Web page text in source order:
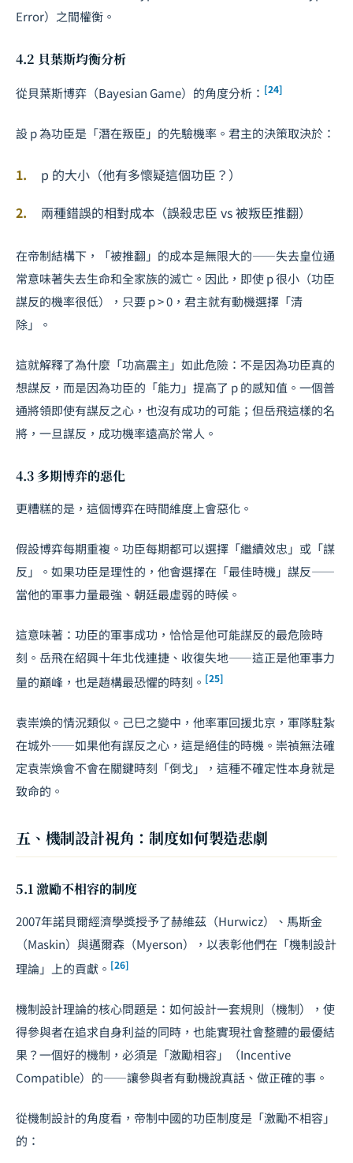
Error）之間權衡。
4.2 貝葉斯均衡分析
從貝葉斯博弈（Bayesian Game）的角度分析： [24]
設 p 為功臣是「潛在叛臣」的先驗機率。君主的決策取決於：
p 的大小（他有多懷疑這個功臣？）
兩種錯誤的相對成本（誤殺忠臣 vs 被叛臣推翻）
在帝制結構下，「被推翻」的成本是無限大的——失去皇位通
常意味著失去生命和全家族的滅亡。因此，即使 p 很小（功臣
謀反的機率很低），只要 p > 0，君主就有動機選擇「清
除」。
這就解釋了為什麼「功高震主」如此危險：不是因為功臣真的
想謀反，而是因為功臣的「能力」提高了 p 的感知值。一個普
通將領即使有謀反之心，也沒有成功的可能；但岳飛這樣的名
將，一旦謀反，成功機率遠高於常人。
4.3 多期博弈的惡化
更糟糕的是，這個博弈在時間維度上會惡化。
假設博弈每期重複。功臣每期都可以選擇「繼續效忠」或「謀
反」。如果功臣是理性的，他會選擇在「最佳時機」謀反——
當他的軍事力量最強、朝廷最虛弱的時候。
這意味著：功臣的軍事成功，恰恰是他可能謀反的最危險時
刻。岳飛在紹興十年北伐連捷、收復失地——這正是他軍事力
量的巔峰，也是趙構最恐懼的時刻。 [25]
袁崇煥的情況類似。己巳之變中，他率軍回援北京，軍隊駐紮
在城外——如果他有謀反之心，這是絕佳的時機。崇禎無法確
定袁崇煥會不會在關鍵時刻「倒戈」，這種不確定性本身就是
致命的。
五、機制設計視角：制度如何製造悲劇
5.1 激勵不相容的制度
2007年諾貝爾經濟學獎授予了赫維茲（Hurwicz）、馬斯金
（Maskin）與邁爾森（Myerson），以表彰他們在「機制設計
理論」上的貢獻。 [26]
機制設計理論的核心問題是：如何設計一套規則（機制），使
得參與者在追求自身利益的同時，也能實現社會整體的最優結
果？一個好的機制，必須是「激勵相容」（Incentive
Compatible）的——讓參與者有動機說真話、做正確的事。
從機制設計的角度看，帝制中國的功臣制度是「激勵不相容」
的：